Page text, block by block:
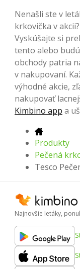
Nenašli ste v
krkovička v
Vyskúšajte si
tento alebo
obchody patria
v nakupovaní.
výhodné akcie,
nakupovať
Kimbino app a
Produkty
Pečená
Tesco
Najnovšie letáky,